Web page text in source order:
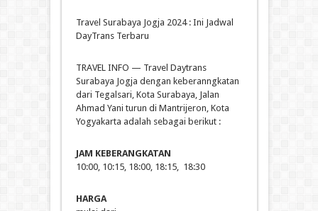
Travel Surabaya Jogja 2024 : Ini Jadwal
DayTrans Terbaru
TRAVEL INFO — Travel Daytrans
Surabaya Jogja dengan keberanngkatan
dari Tegalsari, Kota Surabaya, Jalan
Ahmad Yani turun di Mantrijeron, Kota
Yogyakarta adalah sebagai berikut :
JAM KEBERANGKATAN
10:00, 10:15, 18:00, 18:15, 18:30
HARGA